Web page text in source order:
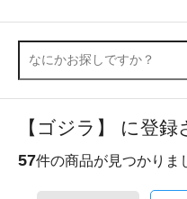
【ゴジラ】 に登
57件の商品が見つかりま